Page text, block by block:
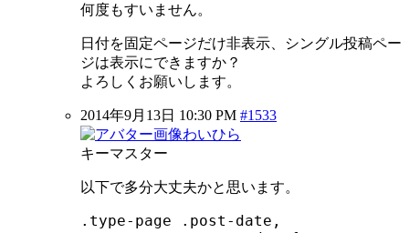
何度もすいません。
日付を固定ページだけ非表示、シングル投稿ペー
ジは表示にできますか？
よろしくお願いします。
2014年9月13日 10:30 PM #1533
わいひら
キーマスター
以下で多分大丈夫かと思います。
.type-page .post-date,